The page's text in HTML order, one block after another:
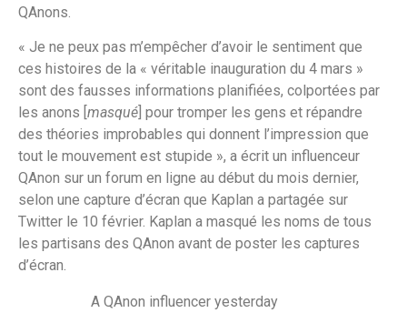
QAnons.
« Je ne peux pas m’empêcher d’avoir le sentiment que
ces histoires de la « véritable inauguration du 4 mars »
sont des fausses informations planifiées, colportées par
les anons [ masqué ] pour tromper les gens et répandre
des théories improbables qui donnent l’impression que
tout le mouvement est stupide », a écrit un influenceur
QAnon sur un forum en ligne au début du mois dernier,
selon une capture d’écran que Kaplan a partagée sur
Twitter le 10 février. Kaplan a masqué les noms de tous
les partisans des QAnon avant de poster les captures
d’écran.
A QAnon influencer yesterday